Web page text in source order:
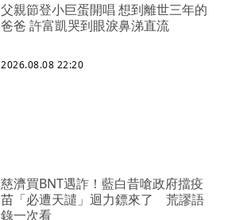
父親節登小巨蛋開唱 想到離世三年的
爸爸 許富凱哭到眼淚鼻涕直流
2026.08.08 22:20
慈濟買BNT遇詐！藍白昔嗆政府擋疫
苗「必遭天譴」迴力鏢來了 荒謬語
錄一次看